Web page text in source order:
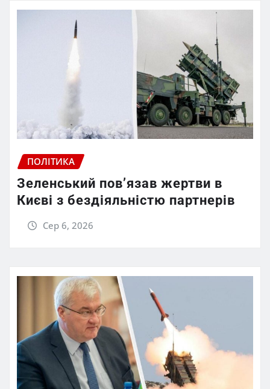
ПОЛІТИКА
Зеленський пов’язав жертви в
Києві з бездіяльністю партнерів
Сер 6, 2026